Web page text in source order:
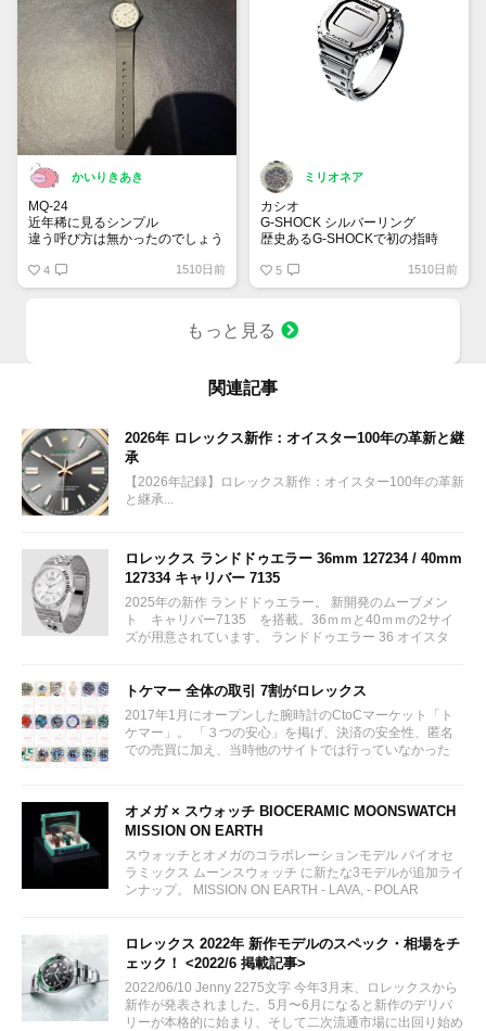
かいりきあき
MQ-24
近年稀に見るシンプル
違う呼び方は無かったのでしょう
4 1510日前
ミリオネア
カシオ
G-SHOCK シルバーリング
歴史あるG-SHOCKで初の指時
定番の八角系ベゼルにメタル感た
っぷりのシルバー素材。大人気の
機能はないので注意を👌
7月初旬発売予定で往年のファン
5 1510日前
もっと見る
関連記事
2026年 ロレックス新作：オイスター100年の革新と継
承
【2026年記録】ロレックス新作：オイスター100年の革新
と継承...
ロレックス ランドドゥエラー 36mm 127234 / 40mm
127334 キャリバー 7135
2025年の新作 ランドドゥエラー。 新開発のムーブメン
ト キャリバー7135 を搭載。36ｍｍと40ｍｍの2サイ
ズが用意されています。 ランドドゥエラー 36 オイスタ
トケマー 全体の取引 7割がロレックス
2017年1月にオープンした腕時計のCtoCマーケット「ト
ケマー」。 「３つの安心」を掲げ、決済の安全性、匿名
での売買に加え、当時他のサイトでは行っていなかった
オメガ × スウォッチ BIOCERAMIC MOONSWATCH
MISSION ON EARTH
スウォッチとオメガのコラボレーションモデル バイオセ
ラミックス ムーンスウォッチ に新たな3モデルが追加ライ
ンナップ。 MISSION ON EARTH - LAVA, - POLAR
ロレックス 2022年 新作モデルのスペック・相場をチ
ェック！ <2022/6 掲載記事>
2022/06/10 Jenny 2275文字 今年3月末、ロレックスから
新作が発表されました。5月〜6月になると新作のデリバ
リーが本格的に始まり、そして二次流通市場に出回り始め